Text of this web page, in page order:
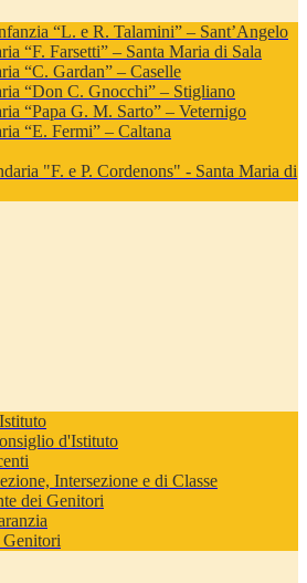
“L. e R. Talamini” – Sant’Angelo
“F. Farsetti” – Santa Maria di Sala
“C. Gardan” – Caselle
“Don C. Gnocchi” – Stigliano
“Papa G. M. Sarto” – Veternigo
“E. Fermi” – Caltana
"F. e P. Cordenons" - Santa Maria di
d'Istituto
Intersezione e di Classe
dei Genitori